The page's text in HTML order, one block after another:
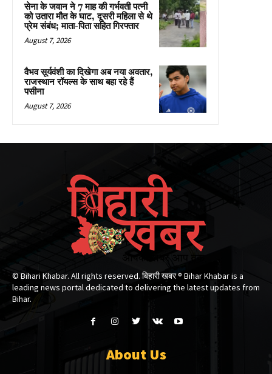
सेना के जवान ने 7 माह की गर्भवती पत्नी
को उतारा मौत के घाट, दूसरी महिला से थे
प्रेम संबंध; माता-पिता सहित गिरफ्तार
August 7, 2026
वैभव सूर्यवंशी का दिखेगा अब नया अवतार,
राजस्थान रॉयल्स के साथ बहा रहे हैं
पसीना
August 7, 2026
© Bihari Khabar. All rights reserved. बिहारी खबर ®​ Bihar Khabar is a
leading news portal dedicated to delivering the latest updates from
Bihar.
About Us